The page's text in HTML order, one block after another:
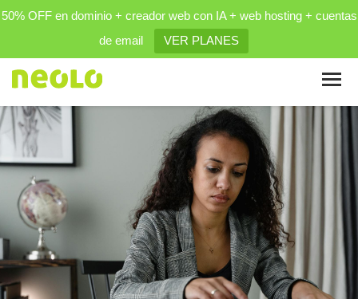
50% OFF en dominio + creador web con IA + web hosting + cuentas
de email
VER PLANES